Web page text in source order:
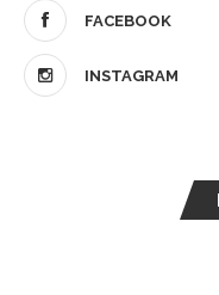
FACEBOOK
INSTAGRAM